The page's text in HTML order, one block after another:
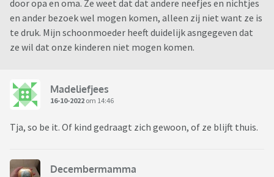
door opa en oma. Ze weet dat dat andere neefjes en nichtjes
en ander bezoek wel mogen komen, alleen zij niet want ze is
te druk. Mijn schoonmoeder heeft duidelijk asngegeven dat
ze wil dat onze kinderen niet mogen komen.
Madeliefjees
16-10-2022 om 14:46
Tja, so be it. Of kind gedraagt zich gewoon, of ze blijft thuis.
Decembermamma